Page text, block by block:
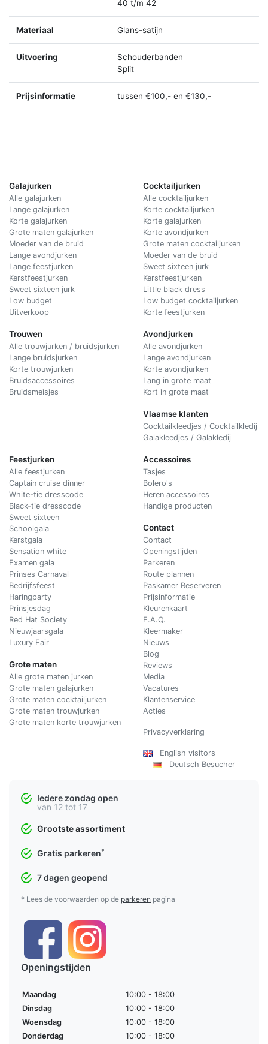
40 t/m 42
Materiaal Glans-satijn
Uitvoering
Schouderbanden
Split
Prijsinformatie tussen €100,- en €130,-
Galajurken
Alle galajurken
Lange galajurken
Korte galajurken
Grote maten galajurken
Moeder van de bruid
Lange avondjurken
Lange feestjurken
Kerstfeestjurken
Sweet sixteen jurk
Low budget
Uitverkoop
Trouwen
Alle trouwjurken / bruidsjurken
Lange bruidsjurken
Korte trouwjurken
Bruidsaccessoires
Bruidsmeisjes
Cocktailjurken
Alle cocktailjurken
Korte cocktailjurken
Korte galajurken
Korte avondjurken
Grote maten cocktailjurken
Moeder van de bruid
Sweet sixteen jurk
Kerstfeestjurken
Little black dress
Low budget cocktailjurken
Korte feestjurken
Avondjurken
Alle avondjurken
Lange avondjurken
Korte avondjurken
Lang in grote maat
Kort in grote maat
Vlaamse klanten
Cocktailkleedjes / Cocktailkledij
Galakleedjes / Galakledij
Feestjurken
Alle feestjurken
Captain cruise dinner
White-tie dresscode
Black-tie dresscode
Sweet sixteen
Schoolgala
Kerstgala
Sensation white
Examen gala
Prinses Carnaval
Bedrijfsfeest
Haringparty
Prinsjesdag
Red Hat Society
Nieuwjaarsgala
Luxury Fair
Grote maten
Alle grote maten jurken
Grote maten galajurken
Grote maten cocktailjurken
Grote maten trouwjurken
Grote maten korte trouwjurken
Accessoires
Tasjes
Bolero's
Heren accessoires
Handige producten
Contact
Contact
Openingstijden
Parkeren
Route plannen
Paskamer Reserveren
Prijsinformatie
Kleurenkaart
F.A.Q.
Kleermaker
Nieuws
Blog
Reviews
Media
Vacatures
Klantenservice
Acties
Privacyverklaring
English visitors
Deutsch Besucher
Iedere zondag open
van 12 tot 17
Grootste assortiment
Gratis parkeren*
7 dagen geopend
* Lees de voorwaarden op de parkeren pagina
Openingstijden
Maandag
10:00 - 18:00
Dinsdag
10:00 - 18:00
Woensdag
10:00 - 18:00
Donderdag
10:00 - 18:00